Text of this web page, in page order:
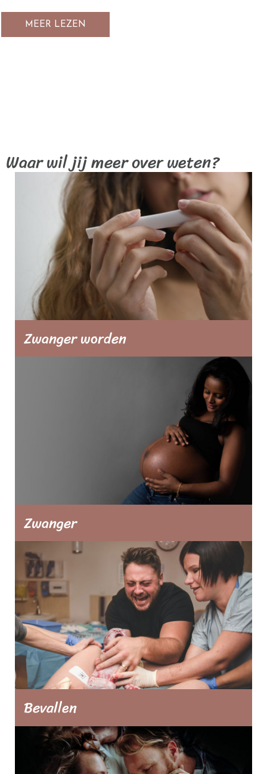
MEER LEZEN
Waar wil jij meer over weten?
Aandacht voor een gezonde leefstijl, de
werking van je lichaam, hoe je cyclus
verloopt en meer. Lukt het niet om
zwanger te worden? Ontdek waar dit aan
kan liggen en of je hier zelf iets mee kunt
Zwanger worden
Van klachten & kwaaltjes tot handige
checklists. Welke onderzoeken krijg je
tijdens de zwangerschap, waar moet je
allemaal over nadenken en hoe blijven jij
en je kindje gezond? Ontdek het in onze
Zwanger
Alles over de bevalling van A tot Z. Van
het voorbereiden op je bevalling tot het
verloop van de bevalling. Alles over
Bevallen